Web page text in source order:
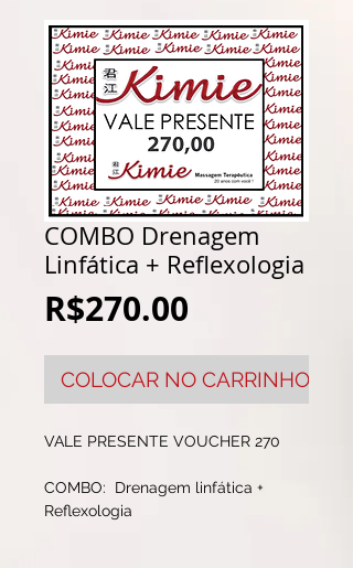
COMBO Drenagem
Linfática + Reflexologia
R$270.00
COLOCAR NO CARRINHO
VALE PRESENTE VOUCHER 270
COMBO:  Drenagem linfática +
Reflexologia